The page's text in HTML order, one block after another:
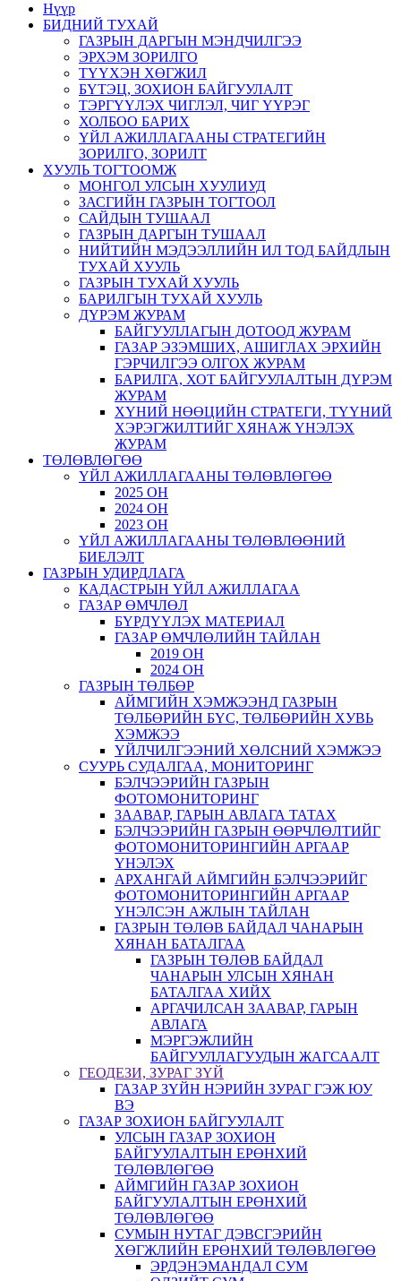
Нүүр
БИДНИЙ ТУХАЙ
ГАЗРЫН ДАРГЫН МЭНДЧИЛГЭЭ
ЭРХЭМ ЗОРИЛГО
ТҮҮХЭН ХӨГЖИЛ
БҮТЭЦ, ЗОХИОН БАЙГУУЛАЛТ
ТЭРГҮҮЛЭХ ЧИГЛЭЛ, ЧИГ ҮҮРЭГ
ХОЛБОО БАРИХ
ҮЙЛ АЖИЛЛАГААНЫ СТРАТЕГИЙН
ЗОРИЛГО, ЗОРИЛТ
ХУУЛЬ ТОГТООМЖ
МОНГОЛ УЛСЫН ХУУЛИУД
ЗАСГИЙН ГАЗРЫН ТОГТООЛ
САЙДЫН ТУШААЛ
ГАЗРЫН ДАРГЫН ТУШААЛ
НИЙТИЙН МЭДЭЭЛЛИЙН ИЛ ТОД БАЙДЛЫН
ТУХАЙ ХУУЛЬ
ГАЗРЫН ТУХАЙ ХУУЛЬ
БАРИЛГЫН ТУХАЙ ХУУЛЬ
ДҮРЭМ ЖУРАМ
БАЙГУУЛЛАГЫН ДОТООД ЖУРАМ
ГАЗАР ЭЗЭМШИХ, АШИГЛАХ ЭРХИЙН
ГЭРЧИЛГЭЭ ОЛГОХ ЖУРАМ
БАРИЛГА, ХОТ БАЙГУУЛАЛТЫН ДҮРЭМ
ЖУРАМ
ХҮНИЙ НӨӨЦИЙН СТРАТЕГИ, ТҮҮНИЙ
ХЭРЭГЖИЛТИЙГ ХЯНАЖ ҮНЭЛЭХ
ЖУРАМ
ТӨЛӨВЛӨГӨӨ
ҮЙЛ АЖИЛЛАГААНЫ ТӨЛӨВЛӨГӨӨ
2025 ОН
2024 ОН
2023 ОН
ҮЙЛ АЖИЛЛАГААНЫ ТӨЛӨВЛӨӨНИЙ
БИЕЛЭЛТ
ГАЗРЫН УДИРДЛАГА
КАДАСТРЫН ҮЙЛ АЖИЛЛАГАА
ГАЗАР ӨМЧЛӨЛ
БҮРДҮҮЛЭХ МАТЕРИАЛ
ГАЗАР ӨМЧЛӨЛИЙН ТАЙЛАН
2019 ОН
2024 ОН
ГАЗРЫН ТӨЛБӨР
АЙМГИЙН ХЭМЖЭЭНД ГАЗРЫН
ТӨЛБӨРИЙН БҮС, ТӨЛБӨРИЙН ХУВЬ
ХЭМЖЭЭ
ҮЙЛЧИЛГЭЭНИЙ ХӨЛСНИЙ ХЭМЖЭЭ
СУУРЬ СУДАЛГАА, МОНИТОРИНГ
БЭЛЧЭЭРИЙН ГАЗРЫН
ФОТОМОНИТОРИНГ
ЗААВАР, ГАРЫН АВЛАГА ТАТАХ
БЭЛЧЭЭРИЙН ГАЗРЫН ӨӨРЧЛӨЛТИЙГ
ФОТОМОНИТОРИНГИЙН АРГААР
ҮНЭЛЭХ
АРХАНГАЙ АЙМГИЙН БЭЛЧЭЭРИЙГ
ФОТОМОНИТОРИНГИЙН АРГААР
ҮНЭЛСЭН АЖЛЫН ТАЙЛАН
ГАЗРЫН ТӨЛӨВ БАЙДАЛ ЧАНАРЫН
ХЯНАН БАТАЛГАА
ГАЗРЫН ТӨЛӨВ БАЙДАЛ
ЧАНАРЫН УЛСЫН ХЯНАН
БАТАЛГАА ХИЙХ
АРГАЧИЛСАН ЗААВАР, ГАРЫН
АВЛАГА
МЭРГЭЖЛИЙН
БАЙГУУЛЛАГУУДЫН ЖАГСААЛТ
ГЕОДЕЗИ, ЗУРАГ ЗҮЙ
ГАЗАР ЗҮЙН НЭРИЙН ЗУРАГ ГЭЖ ЮУ
ВЭ
ГАЗАР ЗОХИОН БАЙГУУЛАЛТ
УЛСЫН ГАЗАР ЗОХИОН
БАЙГУУЛАЛТЫН ЕРӨНХИЙ
ТӨЛӨВЛӨГӨӨ
АЙМГИЙН ГАЗАР ЗОХИОН
БАЙГУУЛАЛТЫН ЕРӨНХИЙ
ТӨЛӨВЛӨГӨӨ
СУМЫН НУТАГ ДЭВСГЭРИЙН
ХӨГЖЛИЙН ЕРӨНХИЙ ТӨЛӨВЛӨГӨӨ
ЭРДЭНЭМАНДАЛ СУМ